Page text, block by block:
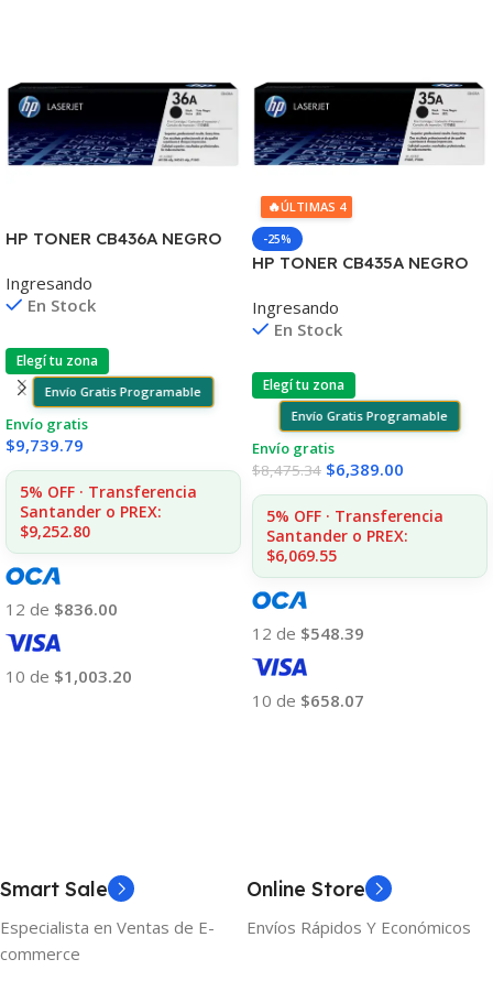
HP TONER CB436A NEGRO
2.000 COPIAS
Ingresando
En Stock
Elegí tu zona
Envío Gratis Programable
Envío gratis
$9,739.79
5% OFF · Transferencia
Santander o PREX:
$9,252.80
12 de $836.00
10 de $1,003.20
🔥ÚLTIMAS 4
-25%
HP TONER CB435A NEGRO
COPIAS
Ingresando
En Stock
Elegí tu zona
Envío Gratis Programable
Envío gratis
$8,475.34 $6,389.00
5% OFF · Transferencia
Santander o PREX:
$6,069.55
12 de $548.39
10 de $658.07
Smart Sale
Especialista en Ventas de E-
commerce
Online Store
Envíos Rápidos Y Económicos